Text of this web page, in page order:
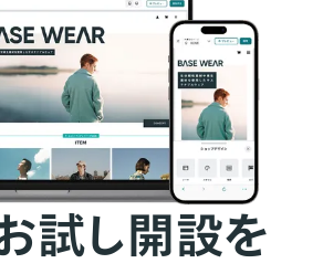
試し開設を